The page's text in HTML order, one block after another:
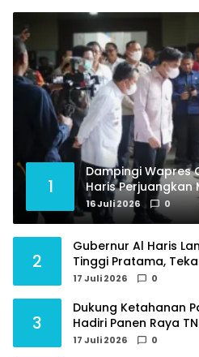
1
Dampingi Wapres
Haris Perjuangkan
Tambahan Dokter
Raden Mattaher
16 Juli 2026 0
2
Gubernur Al Haris
Tinggi Pratama,
dan Integritas
17 Juli 2026 0
3
Dukung Ketahanan
Hadiri Panen Raya
Tanjungjabung Timur
17 Juli 2026 0